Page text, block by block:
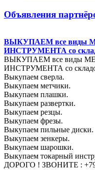
Объявления
ВЫКУПАЕМ все
ИНСТРУМЕНТА со
ВЫКУПАЕМ все виды
ИНСТРУМЕНТА со
Выкупаем сверла.
Выкупаем метчики.
Выкупаем плашки.
Выкупаем развертки.
Выкупаем резцы.
Выкупаем фрезы.
Выкупаем пильные диски.
Выкупаем зенкеры.
Выкупаем шарошки.
Выкупаем токарный
ДОРОГО ! ЗВОНИТЕ :